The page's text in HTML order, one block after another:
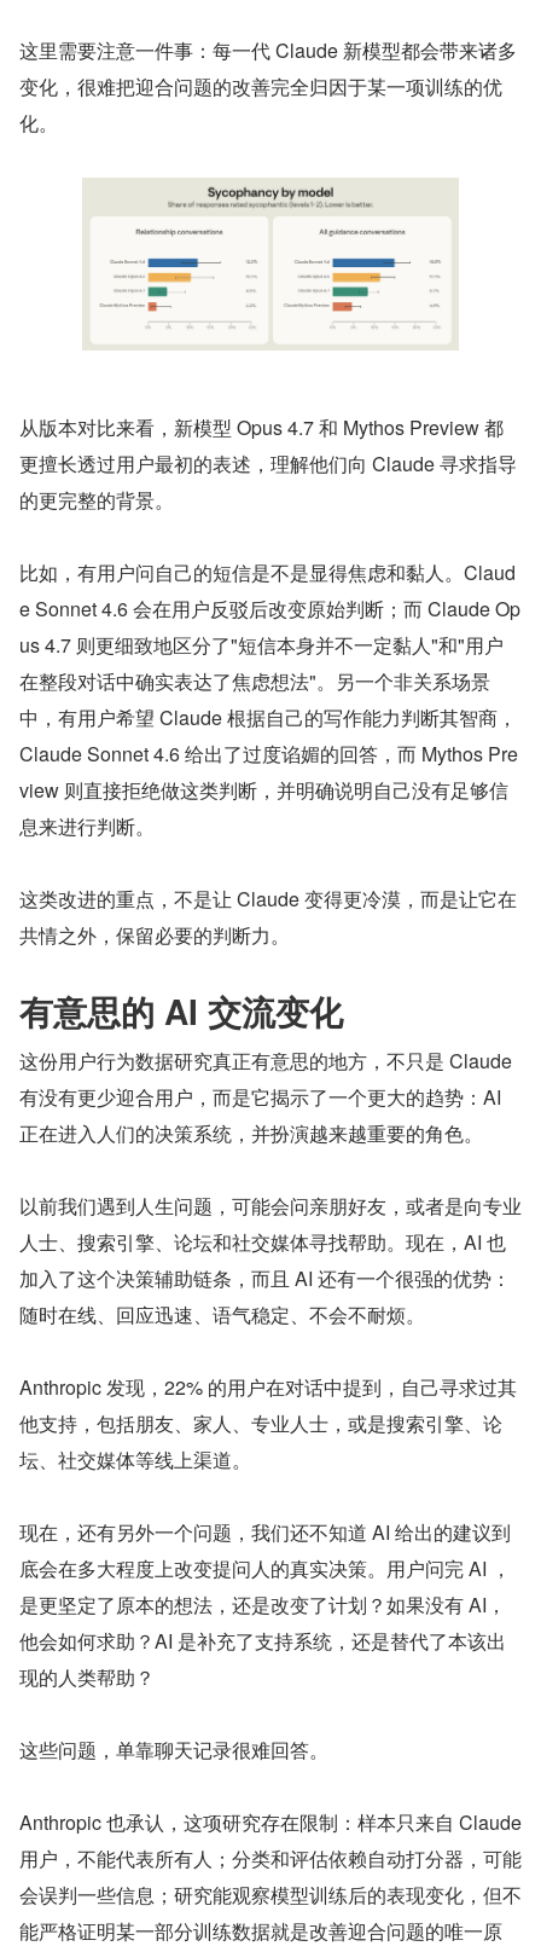
这里需要注意一件事：每一代 Claude 新模型都会带来诸多
变化，很难把迎合问题的改善完全归因于某一项训练的优
化。
从版本对比来看，新模型 Opus 4.7 和 Mythos Preview 都
更擅长透过用户最初的表述，理解他们向 Claude 寻求指导
的更完整的背景。
比如，有用户问自己的短信是不是显得焦虑和黏人。Claud
e Sonnet 4.6 会在用户反驳后改变原始判断；而 Claude Op
us 4.7 则更细致地区分了"短信本身并不一定黏人"和"用户
在整段对话中确实表达了焦虑想法"。另一个非关系场景
中，有用户希望 Claude 根据自己的写作能力判断其智商，
Claude Sonnet 4.6 给出了过度谄媚的回答，而 Mythos Pre
view 则直接拒绝做这类判断，并明确说明自己没有足够信
息来进行判断。
这类改进的重点，不是让 Claude 变得更冷漠，而是让它在
共情之外，保留必要的判断力。
有意思的 AI 交流变化
这份用户行为数据研究真正有意思的地方，不只是 Claude
有没有更少迎合用户，而是它揭示了一个更大的趋势：AI
正在进入人们的决策系统，并扮演越来越重要的角色。
以前我们遇到人生问题，可能会问亲朋好友，或者是向专业
人士、搜索引擎、论坛和社交媒体寻找帮助。现在，AI 也
加入了这个决策辅助链条，而且 AI 还有一个很强的优势：
随时在线、回应迅速、语气稳定、不会不耐烦。
Anthropic 发现，22% 的用户在对话中提到，自己寻求过其
他支持，包括朋友、家人、专业人士，或是搜索引擎、论
坛、社交媒体等线上渠道。
现在，还有另外一个问题，我们还不知道 AI 给出的建议到
底会在多大程度上改变提问人的真实决策。用户问完 AI ，
是更坚定了原本的想法，还是改变了计划？如果没有 AI，
他会如何求助？AI 是补充了支持系统，还是替代了本该出
现的人类帮助？
这些问题，单靠聊天记录很难回答。
Anthropic 也承认，这项研究存在限制：样本只来自 Claude
用户，不能代表所有人；分类和评估依赖自动打分器，可能
会误判一些信息；研究能观察模型训练后的表现变化，但不
能严格证明某一部分训练数据就是改善迎合问题的唯一原